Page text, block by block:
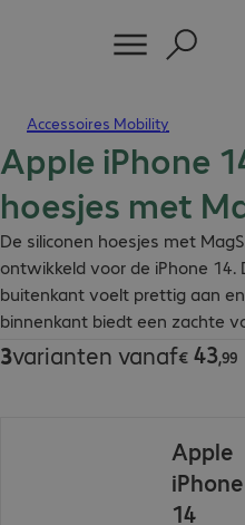
Accessoires Mobility
Apple iPhone
hoesjes met
De siliconen hoesjes met
ontwikkeld voor de iPhone 14.
buitenkant voelt prettig aan
binnenkant biedt een zachte
bescherming.
3varianten vanaf€ 43,99
€ 43,99
Apple
iPhone
14